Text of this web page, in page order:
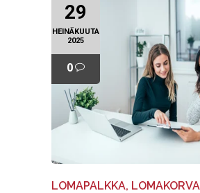
29
HEINÄKUUTA
2025
0
LOMAPALKKA,